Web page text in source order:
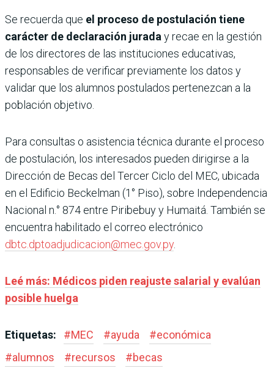
Se recuerda que el proceso de postulación tiene
carácter de declaración jurada y recae en la gestión
de los directores de las instituciones educativas,
responsables de verificar previamente los datos y
validar que los alumnos postulados pertenezcan a la
población objetivo.
Para consultas o asistencia técnica durante el proceso
de postulación, los interesados pueden dirigirse a la
Dirección de Becas del Tercer Ciclo del MEC, ubicada
en el Edificio Beckelman (1° Piso), sobre Independencia
Nacional n.° 874 entre Piribebuy y Humaitá. También se
encuentra habilitado el correo electrónico
dbtc.dptoadjudicacion@mec.gov.py.
Leé más: Médicos piden reajuste salarial y evalúan
posible huelga
Etiquetas: #MEC #ayuda #económica
#alumnos #recursos #becas